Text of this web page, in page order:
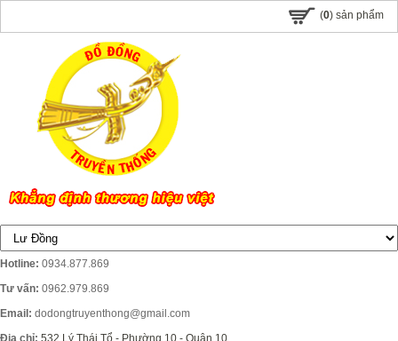
(0) sản phẩm
Hotline: 0934.877.869
Tư vấn: 0962.979.869
Email: dodongtruyenthong@gmail.com
Địa chỉ: 532 Lý Thái Tổ - Phường 10 - Quận 10